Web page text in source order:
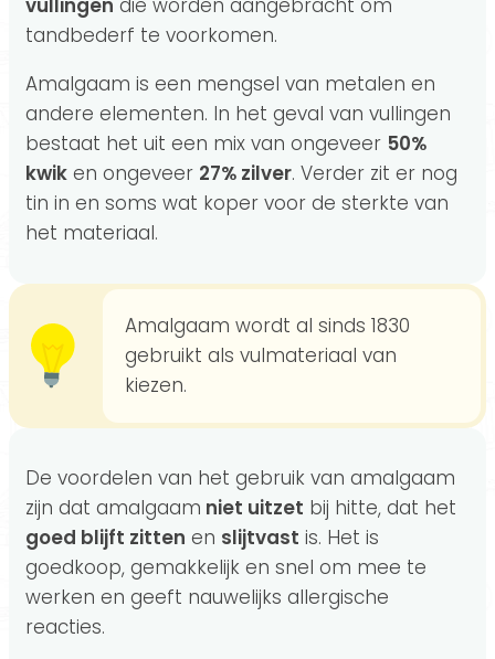
vullingen die worden aangebracht om
tandbederf te voorkomen.
Amalgaam is een mengsel van metalen en
andere elementen. In het geval van vullingen
bestaat het uit een mix van ongeveer 50%
kwik en ongeveer 27% zilver. Verder zit er nog
tin in en soms wat koper voor de sterkte van
het materiaal.
Amalgaam wordt al sinds 1830
gebruikt als vulmateriaal van
kiezen.
De voordelen van het gebruik van amalgaam
zijn dat amalgaam niet uitzet bij hitte, dat het
goed blijft zitten en slijtvast is. Het is
goedkoop, gemakkelijk en snel om mee te
werken en geeft nauwelijks allergische
reacties.